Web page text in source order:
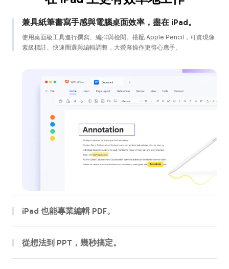
兼具紙筆書寫手感與電腦桌面效率，盡在 iPad。
使用桌面級工具進行撰寫、編排與檢閱。搭配 Apple Pencil，可實現像
素級標註、快速圈選與編輯調整，大螢幕操作更得心應手。
iPad 也能專業編輯 PDF。
修改文字、合併頁面、簽署合約，一鍵完成。完整檔案處理流程，無須
從想法到 PPT，幾秒搞定。
輸入主題，AI 即可自動生成架構清晰、版面精美的完整簡報。支援母版